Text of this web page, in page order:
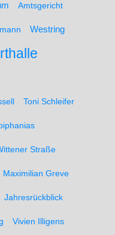
Amtsgericht
Westring
Toni Schleifer
Straße
Maximilian Greve
Jahresrückblick
Vivien Illigens